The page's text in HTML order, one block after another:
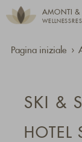
AMONTI &
Pagina iniziale
SKI &
HOTEL